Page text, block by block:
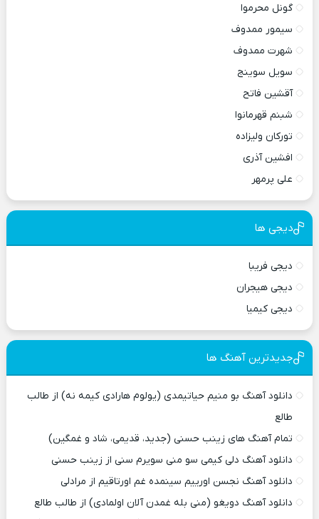
گونل محرموا
سیمور ممدوف
شهرت ممدوف
سویل سوینج
آقشین فاتح
شبنم قهرمانوا
تورکان ولیزاده
افشین آذری
علی پرمهر
دیجی ها
دیجی فریبا
دیجی هیجران
دیجی کیمیا
جدیدترین آهنگ ها
دانلود آهنگ بو منیم حیاتیمدی (یولوم هارادی کیمه نه) از طالب
طالع
تمام آهنگ های زینب حسنی (جدید، قدیمی، شاد و غمگین)
دانلود آهنگ دلی کیمی سو منی سویرم سنی از زینب حسنی
دانلود آهنگ نجسن اورییم سینمده غم اورتاقیم از مرادلی
دانلود آهنگ دویغو (منی بله غمدن آلان اولمادی) از طالب طالع